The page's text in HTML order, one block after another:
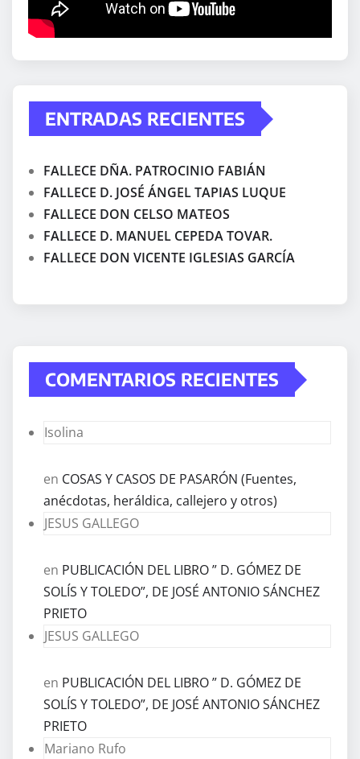
ENTRADAS RECIENTES
FALLECE DÑA. PATROCINIO FABIÁN
FALLECE D. JOSÉ ÁNGEL TAPIAS LUQUE
FALLECE DON CELSO MATEOS
FALLECE D. MANUEL CEPEDA TOVAR.
FALLECE DON VICENTE IGLESIAS GARCÍA
COMENTARIOS RECIENTES
Isolina
en COSAS Y CASOS DE PASARÓN (Fuentes,
anécdotas, heráldica, callejero y otros)
JESUS GALLEGO
en PUBLICACIÓN DEL LIBRO ” D. GÓMEZ DE
SOLÍS Y TOLEDO”, DE JOSÉ ANTONIO SÁNCHEZ
PRIETO
JESUS GALLEGO
en PUBLICACIÓN DEL LIBRO ” D. GÓMEZ DE
SOLÍS Y TOLEDO”, DE JOSÉ ANTONIO SÁNCHEZ
PRIETO
Mariano Rufo